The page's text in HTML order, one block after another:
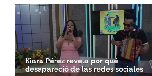
Kiara Pérez revela por qué
desapareció de las redes sociales